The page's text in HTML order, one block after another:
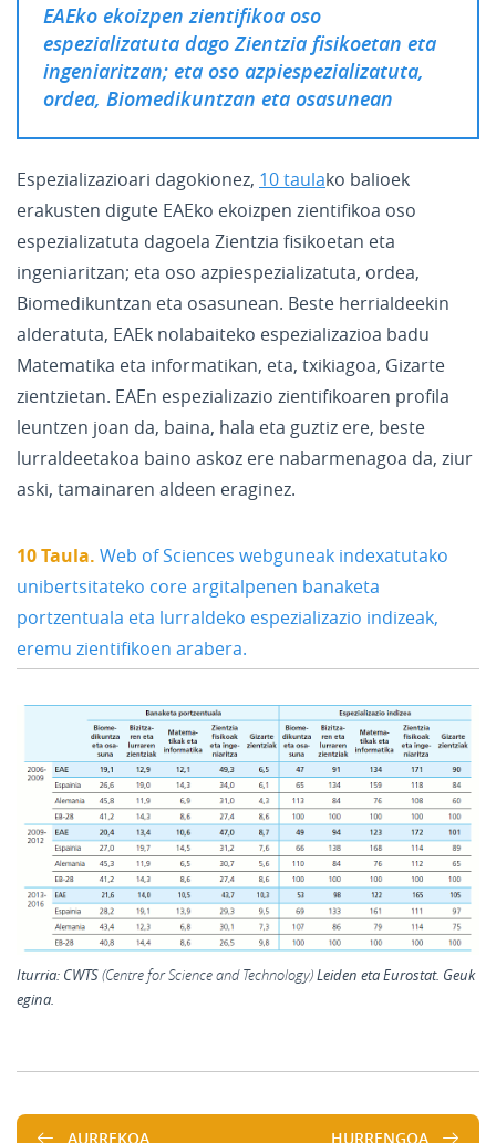
EAEko ekoizpen zientifikoa oso
espezializatuta dago Zientzia fisikoetan eta
ingeniaritzan; eta oso azpiespezializatuta,
ordea, Biomedikuntzan eta osasunean
Espezializazioari dagokionez, 10 taulako balioek
erakusten digute EAEko ekoizpen zientifikoa oso
espezializatuta dagoela Zientzia fisikoetan eta
ingeniaritzan; eta oso azpiespezializatuta, ordea,
Biomedikuntzan eta osasunean. Beste herrialdeekin
alderatuta, EAEk nolabaiteko espezializazioa badu
Matematika eta informatikan, eta, txikiagoa, Gizarte
zientzietan. EAEn espezializazio zientifikoaren profila
leuntzen joan da, baina, hala eta guztiz ere, beste
lurraldeetakoa baino askoz ere nabarmenagoa da, ziur
aski, tamainaren aldeen eraginez.
10 Taula. Web of Sciences webguneak indexatutako
unibertsitateko core argitalpenen banaketa
portzentuala eta lurraldeko espezializazio indizeak,
eremu zientifikoen arabera.
Iturria: CWTS
Leiden eta Eurostat. Geuk
egina.
AURREKOA HURRENGOA